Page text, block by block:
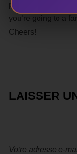
post was great. I
you’re going to a
Cheers!
LAISSER
Votre adresse e-